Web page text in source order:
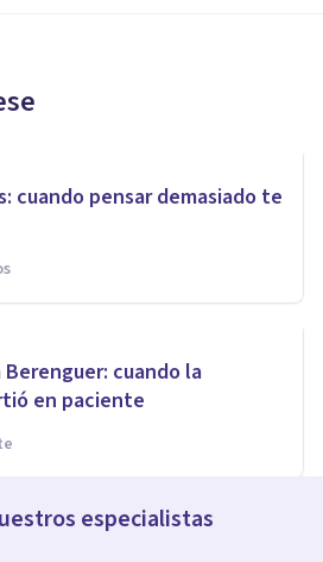
cuando pensar demasiado te
cuando la
en paciente
Integradora de Mensalus:
especialistas